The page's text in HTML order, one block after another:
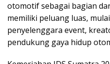
otomotif sebagai bagian
memiliki peluang luas,
penyelenggara event,
pendukung gaya hidup